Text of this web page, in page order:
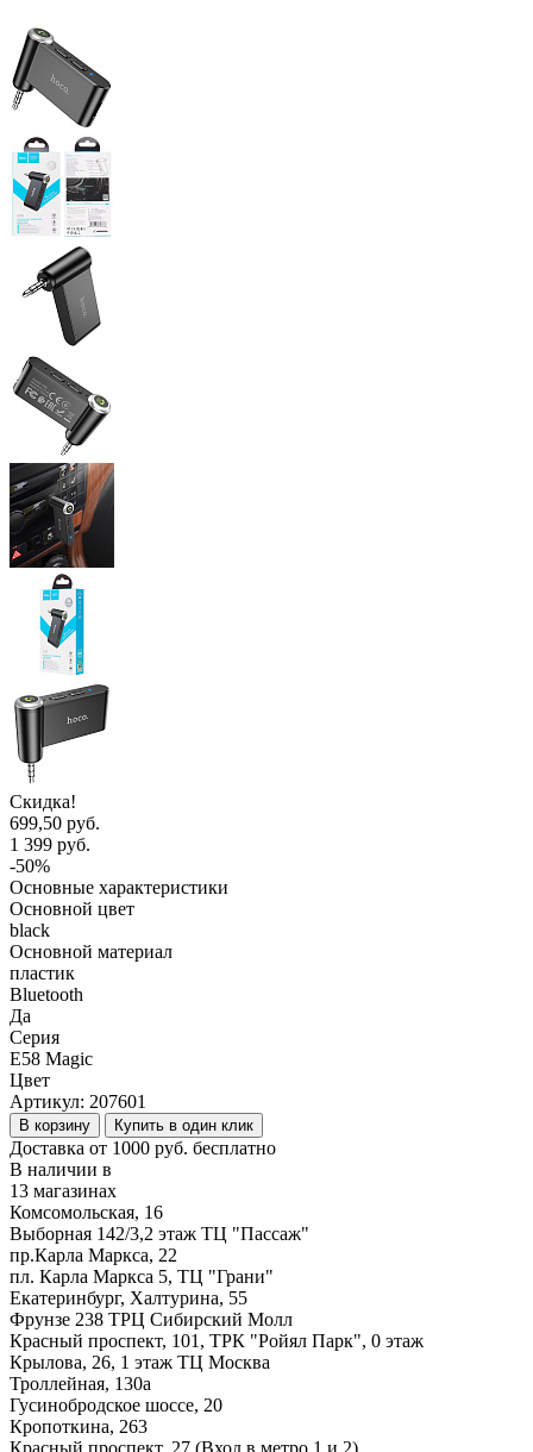
Скидка!
699,50 руб.
1 399 руб.
-50%
Основные характеристики
Основной цвет
black
Основной материал
пластик
Bluetooth
Да
Серия
E58 Magic
Цвет
Артикул: 207601
В корзину Купить в один клик
Доставка от 1000 руб. бесплатно
В наличии в
13 магазинах
Комсомольская, 16
Выборная 142/3,2 этаж ТЦ "Пассаж"
пр.Карла Маркса, 22
пл. Карла Маркса 5, ТЦ "Грани"
Екатеринбург, Халтурина, 55
Фрунзе 238 ТРЦ Сибирский Молл
Красный проспект, 101, ТРК "Ройял Парк", 0 этаж
Крылова, 26, 1 этаж ТЦ Москва
Троллейная, 130а
Гусинобродское шоссе, 20
Кропоткина, 263
Красный проспект, 27 (Вход в метро 1 и 2)